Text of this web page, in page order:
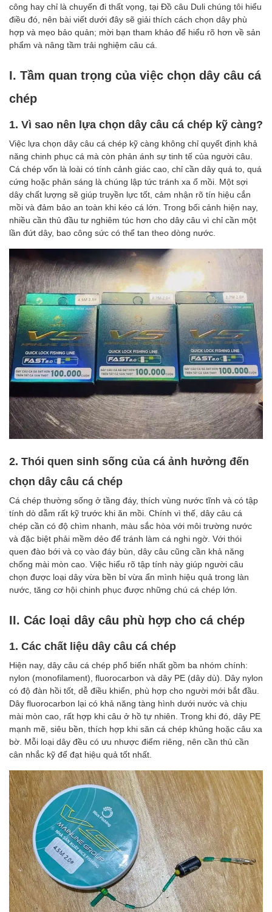
công hay chỉ là chuyến đi thất vọng, tại Đồ câu Duli chúng tôi hiểu
điều đó, nên bài viết dưới đây sẽ giải thích cách chọn dây phù
hợp và mẹo bảo quản; mời bạn tham khảo để hiểu rõ hơn về sản
phẩm và nâng tầm trải nghiệm câu cá.
I. Tầm quan trọng của việc chọn dây câu cá
chép
1. Vì sao nên lựa chọn dây câu cá chép kỹ càng?
Việc lựa chọn dây câu cá chép kỹ càng không chỉ quyết định khả
năng chinh phục cá mà còn phản ánh sự tinh tế của người câu.
Cá chép vốn là loài có tính cảnh giác cao, chỉ cần dây quá to, quá
cứng hoặc phản sáng là chúng lập tức tránh xa ổ mồi. Một sợi
dây chất lượng sẽ giúp truyền lực tốt, cảm nhận rõ tín hiệu cắn
mồi và đảm bảo an toàn khi kéo cá lớn. Trong bối cảnh hiện nay,
nhiều cần thủ đầu tư nghiêm túc hơn cho dây câu vì chỉ cần một
lần đứt dây, bao công sức có thể tan theo dòng nước.
2. Thói quen sinh sống của cá ảnh hưởng đến
chọn dây câu cá chép
Cá chép thường sống ở tầng đáy, thích vùng nước tĩnh và có tập
tính dò dẫm rất kỹ trước khi ăn mồi. Chính vì thế, dây câu cá
chép cần có độ chìm nhanh, màu sắc hòa với môi trường nước
và đặc biệt phải mềm dẻo để tránh làm cá nghi ngờ. Với thói
quen đào bới và cọ vào đáy bùn, dây câu cũng cần khả năng
chống mài mòn cao. Việc hiểu rõ tập tính này giúp người câu
chọn được loại dây vừa bền bỉ vừa ẩn mình hiệu quả trong làn
nước, tăng cơ hội chinh phục được những chú cá chép lớn.
II. Các loại dây câu phù hợp cho cá chép
1. Các chất liệu dây câu cá chép
Hiện nay, dây câu cá chép phổ biến nhất gồm ba nhóm chính:
nylon (monofilament), fluorocarbon và dây PE (dây dù). Dây nylon
có độ đàn hồi tốt, dễ điều khiển, phù hợp cho người mới bắt đầu.
Dây fluorocarbon lại có khả năng tàng hình dưới nước và chịu
mài mòn cao, rất hợp khi câu ở hồ tự nhiên. Trong khi đó, dây PE
mạnh mẽ, siêu bền, thích hợp khi săn cá chép khủng hoặc câu xa
bờ. Mỗi loại dây đều có ưu nhược điểm riêng, nên cần thủ cần
cân nhắc kỹ để đạt hiệu quả tốt nhất.